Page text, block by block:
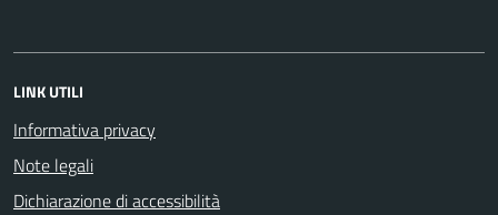
LINK UTILI
Informativa privacy
Note legali
Dichiarazione di accessibilità